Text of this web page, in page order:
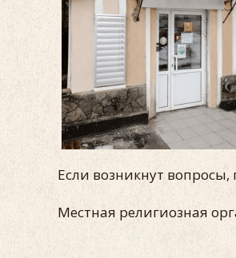
Если возникнут
Местная религиозная